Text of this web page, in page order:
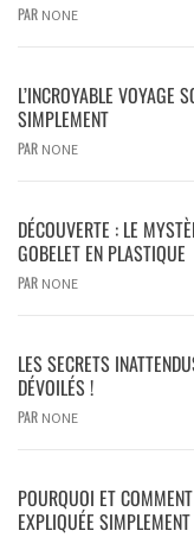
PAR NONE
L’INCROYABLE VOYAGE
SIMPLEMENT
PAR NONE
DÉCOUVERTE : LE
GOBELET EN PLASTIQUE
PAR NONE
LES SECRETS
DÉVOILÉS !
PAR NONE
POURQUOI ET
EXPLIQUÉE SIMPLEMENT